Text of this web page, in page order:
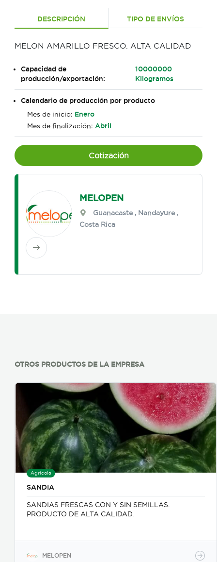
DESCRIPCIÓN TIPO DE ENVÍOS
MELON AMARILLO FRESCO. ALTA CALIDAD
Capacidad de
producción/exportación:
10000000
Kilogramos
Calendario de producción por producto
Mes de inicio: Enero
Mes de finalización: Abril
Cotización
MELOPEN
Guanacaste , Nandayure ,
Costa Rica
OTROS PRODUCTOS DE LA EMPRESA
Agrícola
SANDIA
SANDIAS FRESCAS CON Y SIN SEMILLAS.
PRODUCTO DE ALTA CALIDAD.
MELOPEN